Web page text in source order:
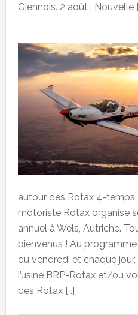
Giennois. 2 août : Nouvelle
autour des Rotax 4-
motoriste Rotax organise
annuel à Wels, Autriche.
bienvenus ! Au
du vendredi et chaque
l’usine BRP-Rotax et/ou
des Rotax […]